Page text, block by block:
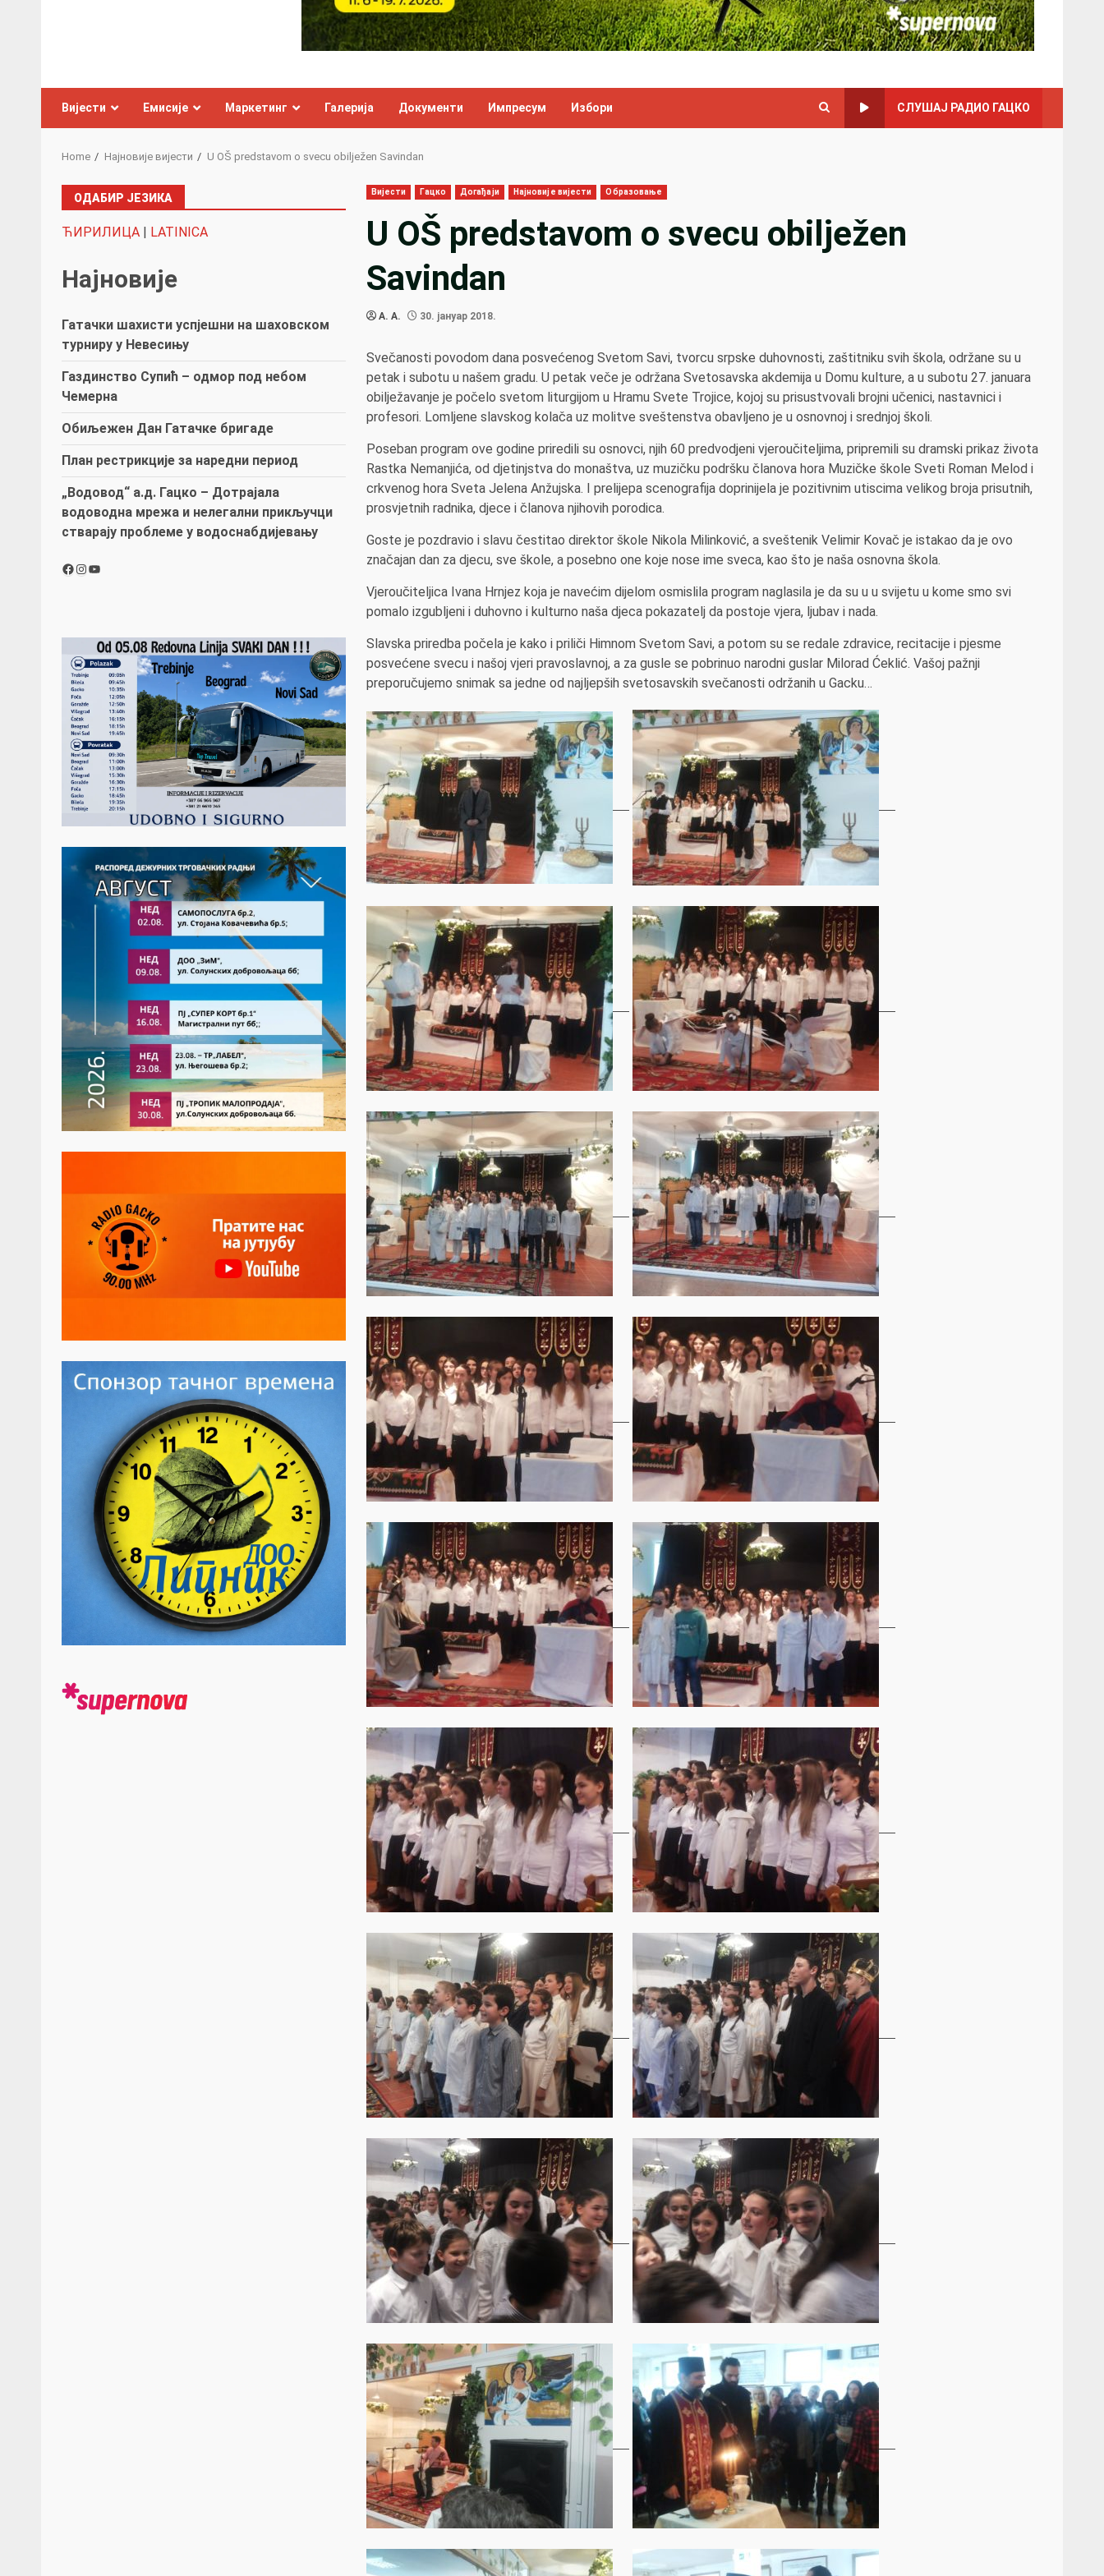
Вијести Емисије Маркетинг Галерија Документи Импресум Избори СЛУШАЈ РАДИО ГАЦКО
Home Најновије вијести U OŠ predstavom o svecu obilježen Savindan
Вијести Гацко Догађаји Најновије вијести Образовање
U OŠ predstavom o svecu obilježen
Savindan
A. A. 30. јануар 2018.
Svečanosti povodom dana posvećenog Svetom Savi, tvorcu srpske duhovnosti, zaštitniku svih škola, održane su u
petak i subotu u našem gradu. U petak veče je održana Svetosavska akdemija u Domu kulture, a u subotu 27. januara
obilježavanje je počelo svetom liturgijom u Hramu Svete Trojice, kojoj su prisustvovali brojni učenici, nastavnici i
profesori. Lomljene slavskog kolača uz molitve sveštenstva obavljeno je u osnovnoj i srednjoj školi.
Poseban program ove godine priredili su osnovci, njih 60 predvodjeni vjeroučiteljima, pripremili su dramski prikaz života
Rastka Nemanjića, od djetinjstva do monaštva, uz muzičku podršku članova hora Muzičke škole Sveti Roman Melod i
crkvenog hora Sveta Jelena Anžujska. I prelijepa scenografija doprinijela je pozitivnim utiscima velikog broja prisutnih,
prosvjetnih radnika, djece i članova njihovih porodica.
Goste je pozdravio i slavu čestitao direktor škole Nikola Milinković, a sveštenik Velimir Kovač je istakao da je ovo
značajan dan za djecu, sve škole, a posebno one koje nose ime sveca, kao što je naša osnovna škola.
Vjeroučiteljica Ivana Hrnjez koja je navećim dijelom osmislila program naglasila je da su u u svijetu u kome smo svi
pomalo izgubljeni i duhovno i kulturno naša djeca pokazatelj da postoje vjera, ljubav i nada.
Slavska priredba počela je kako i priliči Himnom Svetom Savi, a potom su se redale zdravice, recitacije i pjesme
posvećene svecu i našoj vjeri pravoslavnoj, a za gusle se pobrinuo narodni guslar Milorad Ćeklić. Vašoj pažnji
preporučujemo snimak sa jedne od najljepših svetosavskih svečanosti održanih u Gacku…
ОДАБИР ЈЕЗИКА
ЋИРИЛИЦА | LATINICA
Најновије
Гатачки шахисти успјешни на шаховском
турниру у Невесињу
Газдинство Супић – одмор под небом
Чемерна
Обиљежен Дан Гатачке бригаде
План рестрикције за наредни период
„Водовод“ а.д. Гацко – Дотрајала
водоводна мрежа и нелегални прикључци
стварају проблеме у водоснабдијевању
Facebook
Instagram
YouTube